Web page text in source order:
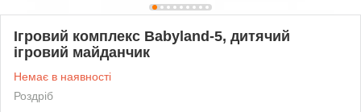
Ігровий комплекс Babyland-5, дитячий
ігровий майданчик
Немає в наявності
Роздріб